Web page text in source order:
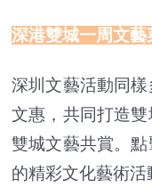
深港雙城一周文藝
深圳文藝活動同
文惠，共同打造
雙城文藝共賞。點
的精彩文化藝術活